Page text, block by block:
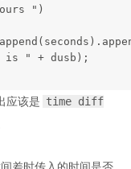
")
is " + dusb);
应该是 time diff
差时传入的时间是否